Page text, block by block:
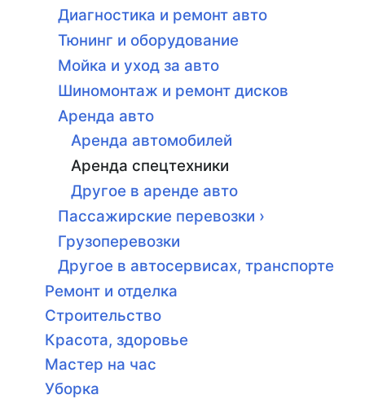
Диагностика и ремонт авто
Тюнинг и оборудование
Мойка и уход за авто
Шиномонтаж и ремонт дисков
Аренда авто
Аренда автомобилей
Аренда спецтехники
Другое в аренде авто
Пассажирские перевозки ›
Грузоперевозки
Другое в автосервисах, транспорте
Ремонт и отделка
Строительство
Красота, здоровье
Мастер на час
Уборка